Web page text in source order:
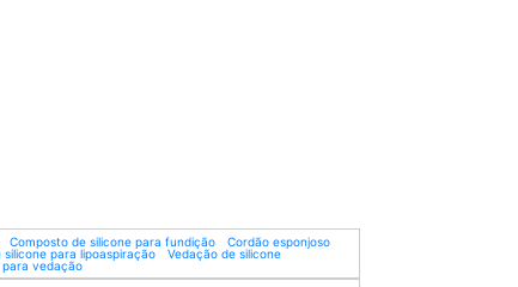
Composto de silicone para fundição
Cordão esponjoso
silicone para lipoaspiração
Vedação de silicone
para vedação